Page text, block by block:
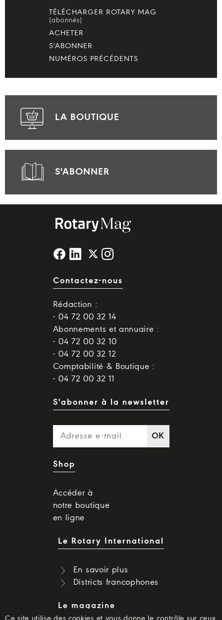
TÉLÉCHARGER ROTARY MAG
(abonnés)
ACHETER
S'ABONNER
NUMÉROS PRÉCÉDENTS
LA BOUTIQUE
S'ABONNER
Contactez-nous
Rédaction :
- 04 72 00 32 14
Abonnements et annuaire :
- 04 72 00 32 10
- 04 72 00 32 12
Comptabilité & Boutique :
- 04 72 00 32 11
S'abonner à la newsletter
OK
Shop
Accéder à
notre boutique
en ligne
Le Rotary International
En savoir plus
Districts francophones
Le magazine